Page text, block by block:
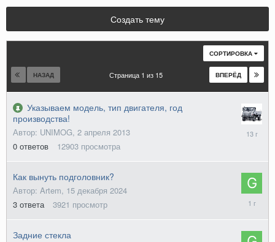
Создать тему
СОРТИРОВКА
НАЗАД ВПЕРЁД
Страница 1 из 15
Указываем модель, тип двигателя, год
производства!
Автор: UNIMOG, 2 апреля 2013
0 ответов 12903 просмотра
апреля
Как вынуть подголовник?
Автор: Artem, 15 декабря 2024
3 ответа 3921 просмотр
21
декабря
2024
Задние стекла